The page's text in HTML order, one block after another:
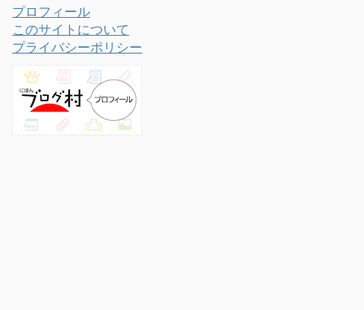
プロフィール
このサイトについて
プライバシーポリシー